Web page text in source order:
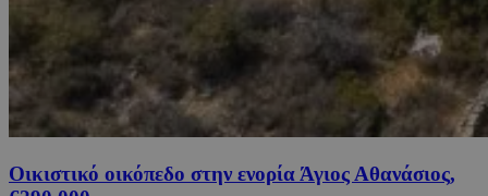
Οικιστικό οικόπεδο στην ενορία Άγιος Αθανάσιος,